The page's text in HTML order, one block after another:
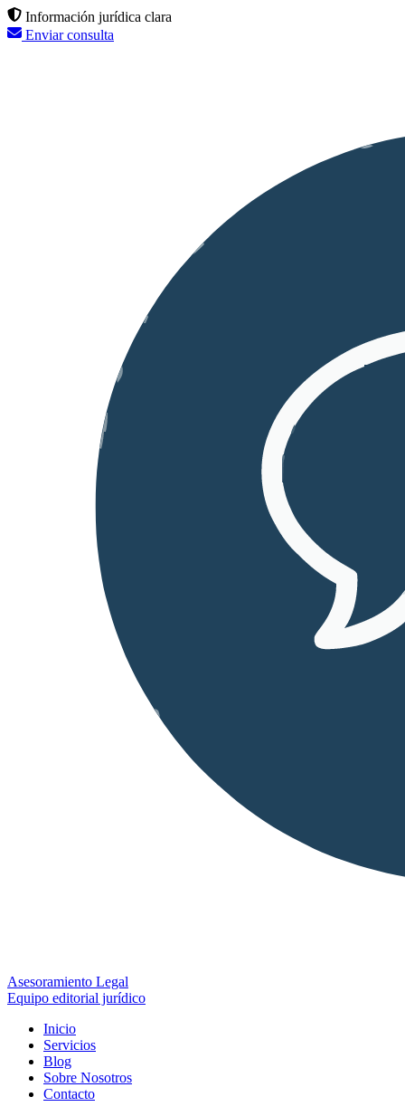
Información jurídica clara
Enviar consulta
Asesoramiento Legal
Equipo editorial jurídico
Inicio
Servicios
Blog
Sobre Nosotros
Contacto